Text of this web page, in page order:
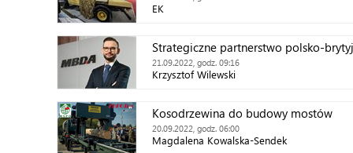
EK
Strategiczne partnerstwo polsko-
21.09.2022, godz. 09:16
Krzysztof Wilewski
Kosodrzewina do budowy mostów
20.09.2022, godz. 06:00
Magdalena Kowalska-Sendek